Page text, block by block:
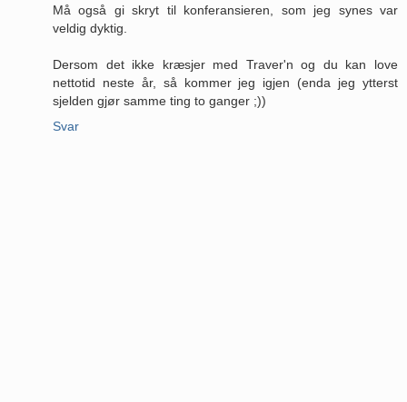
Må også gi skryt til konferansieren, som jeg synes var
veldig dyktig.
Dersom det ikke kræsjer med Traver'n og du kan love
nettotid neste år, så kommer jeg igjen (enda jeg ytterst
sjelden gjør samme ting to ganger ;))
Svar